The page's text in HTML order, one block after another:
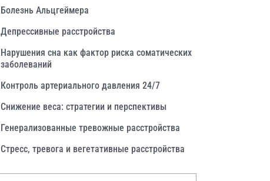
Болезнь Альцгеймера
Депрессивные расстройства
Нарушения сна как фактор риска соматических
заболеваний
Контроль артериального давления 24/7
Снижение веса: стратегии и перспективы
Генерализованные тревожные расстройства
Стресс, тревога и вегетативные расстройства